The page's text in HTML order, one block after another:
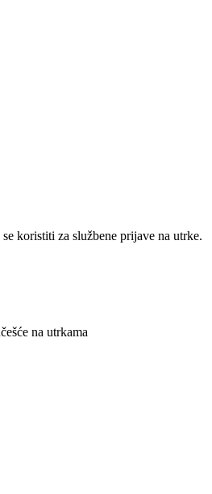
koristiti za službene prijave na utrke.
na utrkama